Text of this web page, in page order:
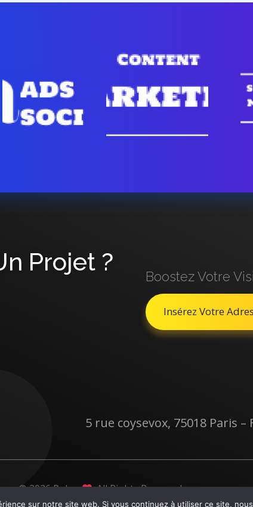
Projet ?
Boostez Votre
5 rue coysevox, 75018 Paris –
© 2026 Pulna . All Rights Reserved
sur notre site web. Si vous continuez à utiliser ce site,